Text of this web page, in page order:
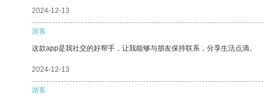
2024-12-13
游客
这款app是我社交的好帮手，让我能够与朋友保持联系，分享生活点滴。
2024-12-13
游客